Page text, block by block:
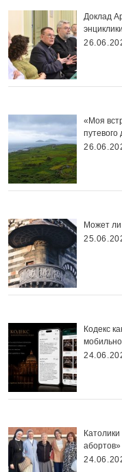
Доклад
«Моя
Может
Кодекс
абортов»